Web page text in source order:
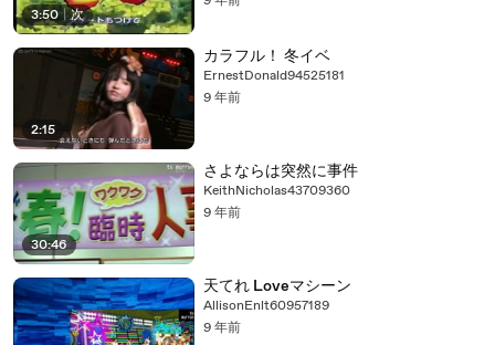
3:50 | 次
2:15
カラフル！ 冬イベ
ErnestDonald94525181
9 年前
30:46
さよならは突然に事件
KeithNicholas43709360
9 年前
天てれ Loveマシーン
AllisonEnlt60957189
9 年前